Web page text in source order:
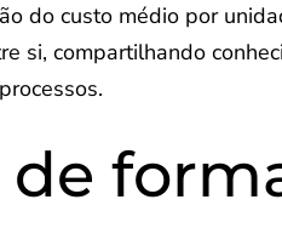
do custo médio por
si, compartilhando